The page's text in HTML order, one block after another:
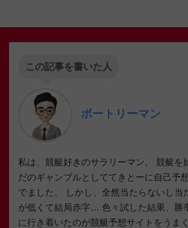
この記事を書いた人
ボートリーマン
私は、競艇好きのサラリーマン。 競艇を
だのギャンブルとしててきとーに自己予
でました。 しかし、全然当たらないし当
が低くて結局赤字… 色々試した結果、勝
に行き着いたのが競艇予想サイトをうま